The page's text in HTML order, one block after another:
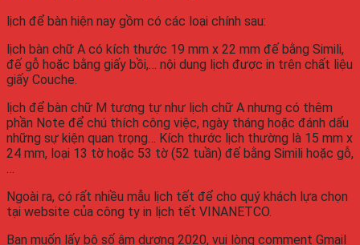
lịch để bàn hiện nay gồm có các loại chính sau:
lịch bàn chữ A có kích thước 19 mm x 22 mm đế bằng Simili,
đế gỗ hoặc bằng giấy bồi,… nội dung lịch được in trên chất liệu
giấy Couche.
lịch để bàn chữ M tương tự như lịch chữ A nhưng có thêm
phần Note để chú thích công việc, ngày tháng hoặc đánh dấu
những sự kiện quan trọng… Kích thước lịch thường là 15 mm x
24 mm, loại 13 tờ hoặc 53 tờ (52 tuần) đế bằng Simili hoặc gỗ,
…
Ngoài ra, có rất nhiều mẫu lịch tết để cho quý khách lựa chọn
tại website của công ty in lịch tết VINANETCO.
Bạn muốn lấy bộ số âm dương 2020, vui lòng comment Gmail